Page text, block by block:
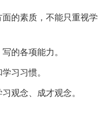
的素质，不能只重视学
的各项能力。
习习惯。
观念、成才观念。